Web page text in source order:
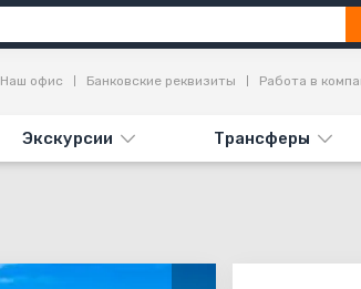
Экскурсии Трансферы
Наш офис Банковские реквизиты Работа в
Отзывы